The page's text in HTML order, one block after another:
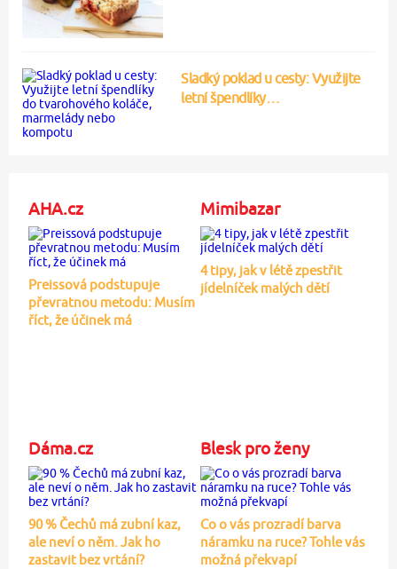
Sladký poklad u cesty: Využijte
letní špendlíky…
AHA.cz
Preissová podstupuje
převratnou metodu: Musím
říct, že účinek má
Mimibazar
4 tipy, jak v létě zpestřit
jídelníček malých dětí
Dáma.cz
90 % Čechů má zubní kaz,
ale neví o něm. Jak ho
zastavit bez vrtání?
Blesk pro ženy
Co o vás prozradí barva
náramku na ruce? Tohle vás
možná překvapí